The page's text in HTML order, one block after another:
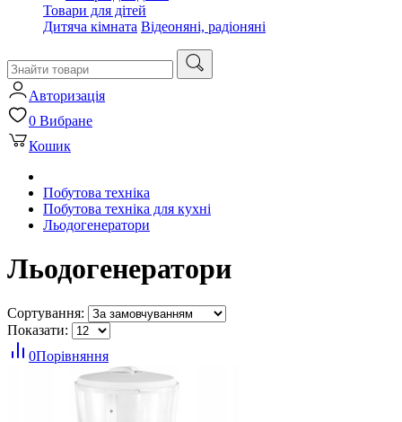
Товари для дітей
Дитяча кімната Відеоняні, радіоняні
Авторизація
0 Вибране
Кошик
Побутова техніка
Побутова техніка для кухні
Льодогенератори
Льодогенератори
Сортування:
Показати:
0Порівняння